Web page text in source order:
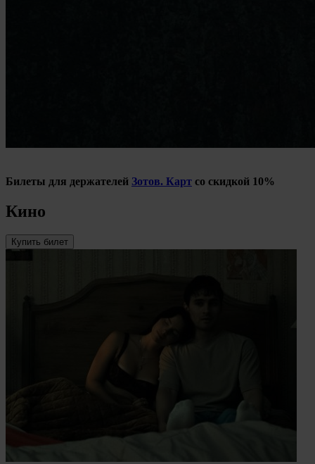
Билеты для держателей Зотов. Карт со скидкой 10%
Кино
Купить билет